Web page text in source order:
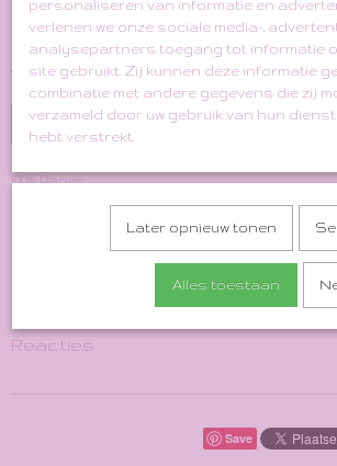
Aantal
In winkelwagen
100% Paper
1,00 Kg
Reacties
Save
personaliseren van informatie en
verlenen we onze sociale media-,
analysepartners toegang tot informatie
site gebruikt. Zij kunnen deze informatie
combinatie met andere gegevens die zij
verzameld door uw gebruik van hun
hebt verstrekt.
Later opnieuw tonen
Alles toestaan